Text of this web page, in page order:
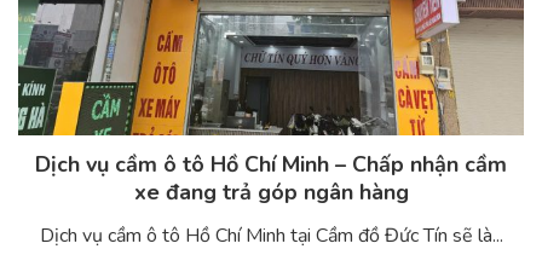
Dịch vụ cầm ô tô Hồ Chí Minh – Chấp nhận cầm
xe đang trả góp ngân hàng
Dịch vụ cầm ô tô Hồ Chí Minh tại Cầm đồ Đức Tín sẽ là...